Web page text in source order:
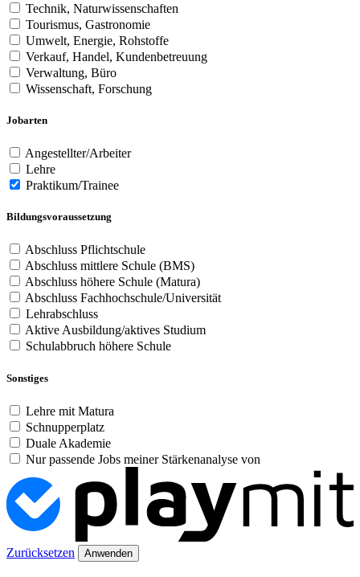
Technik, Naturwissenschaften
Tourismus, Gastronomie
Umwelt, Energie, Rohstoffe
Verkauf, Handel, Kundenbetreuung
Verwaltung, Büro
Wissenschaft, Forschung
Jobarten
Angestellter/Arbeiter
Lehre
Praktikum/Trainee
Bildungsvoraussetzung
Abschluss Pflichtschule
Abschluss mittlere Schule (BMS)
Abschluss höhere Schule (Matura)
Abschluss Fachhochschule/Universität
Lehrabschluss
Aktive Ausbildung/aktives Studium
Schulabbruch höhere Schule
Sonstiges
Lehre mit Matura
Schnupperplatz
Duale Akademie
Nur passende Jobs meiner Stärkenanalyse von
Zurücksetzen Anwenden